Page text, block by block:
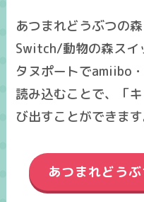
あつまれどうぶつの
Switch/動物の森スイ
タヌポートでamiibo
読み込むことで、「
び出すことができます
あつまれどう